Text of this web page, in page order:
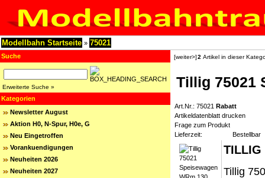
Modellbahn Startseite » 75021
Suche
Erweiterte Suche »
Kategorien
Newsletter August
Aktion H0, N-Spur, H0e, G
Neu Eingetroffen
Vorankuendigungen
Neuheiten 2026
Neuheiten 2027
[weiter>]2 Artikel in dieser
Tillig 75021
Art.Nr.: 75021 Rabatt
Artikeldatenblatt drucken
Frage zum Produkt
Lieferzeit:
Bestellbar
TILLIG
Tillig